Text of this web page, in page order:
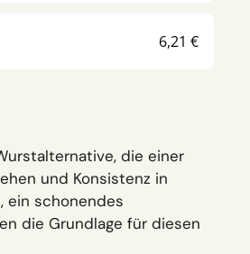
6,21 €
die einer
und Konsistenz in
ein schonendes
die Grundlage für diesen